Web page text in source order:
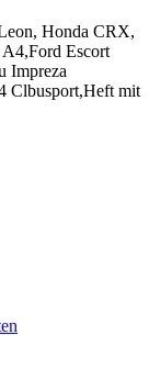
Honda CRX,
Escort
Impreza
Clbusport,Heft mit